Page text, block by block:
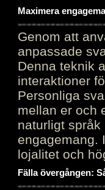
Maximera
Genom att
anpassade
Denna teknik
interaktioner
Personliga
mellan er och
naturligt
engagemang.
lojalitet och
Fälla övergången: